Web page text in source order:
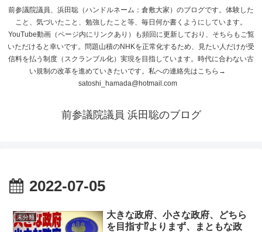
前参議院議員、浜田聡（ハンドルネーム：倉敷大家）のブログです。体験した
こと、気づいたこと、勉強したこと等、毎日何か書くようにしています。
YouTube動画（ページ内にリンクあり）も頻回に更新しており、そちらもご覧
いただけると幸いです。問題山積のNHKを正常化するため、見たい人だけが受
信料を払う制度（スクランブル化）実現を目指しています。時代に合わない古
い規制の改革を進めていきたいです。私への連絡先はこちら→
satoshi_hamada@hotmail.com
前参議院議員 浜田聡のブログ
2022-07-05
未分類
大きな政府、小さな政府、どちら
を目指す⁉よりまず、まともな政